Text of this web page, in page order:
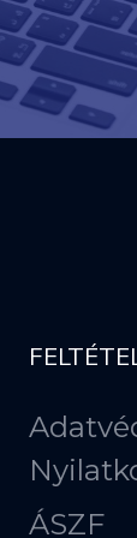
ÁSZF